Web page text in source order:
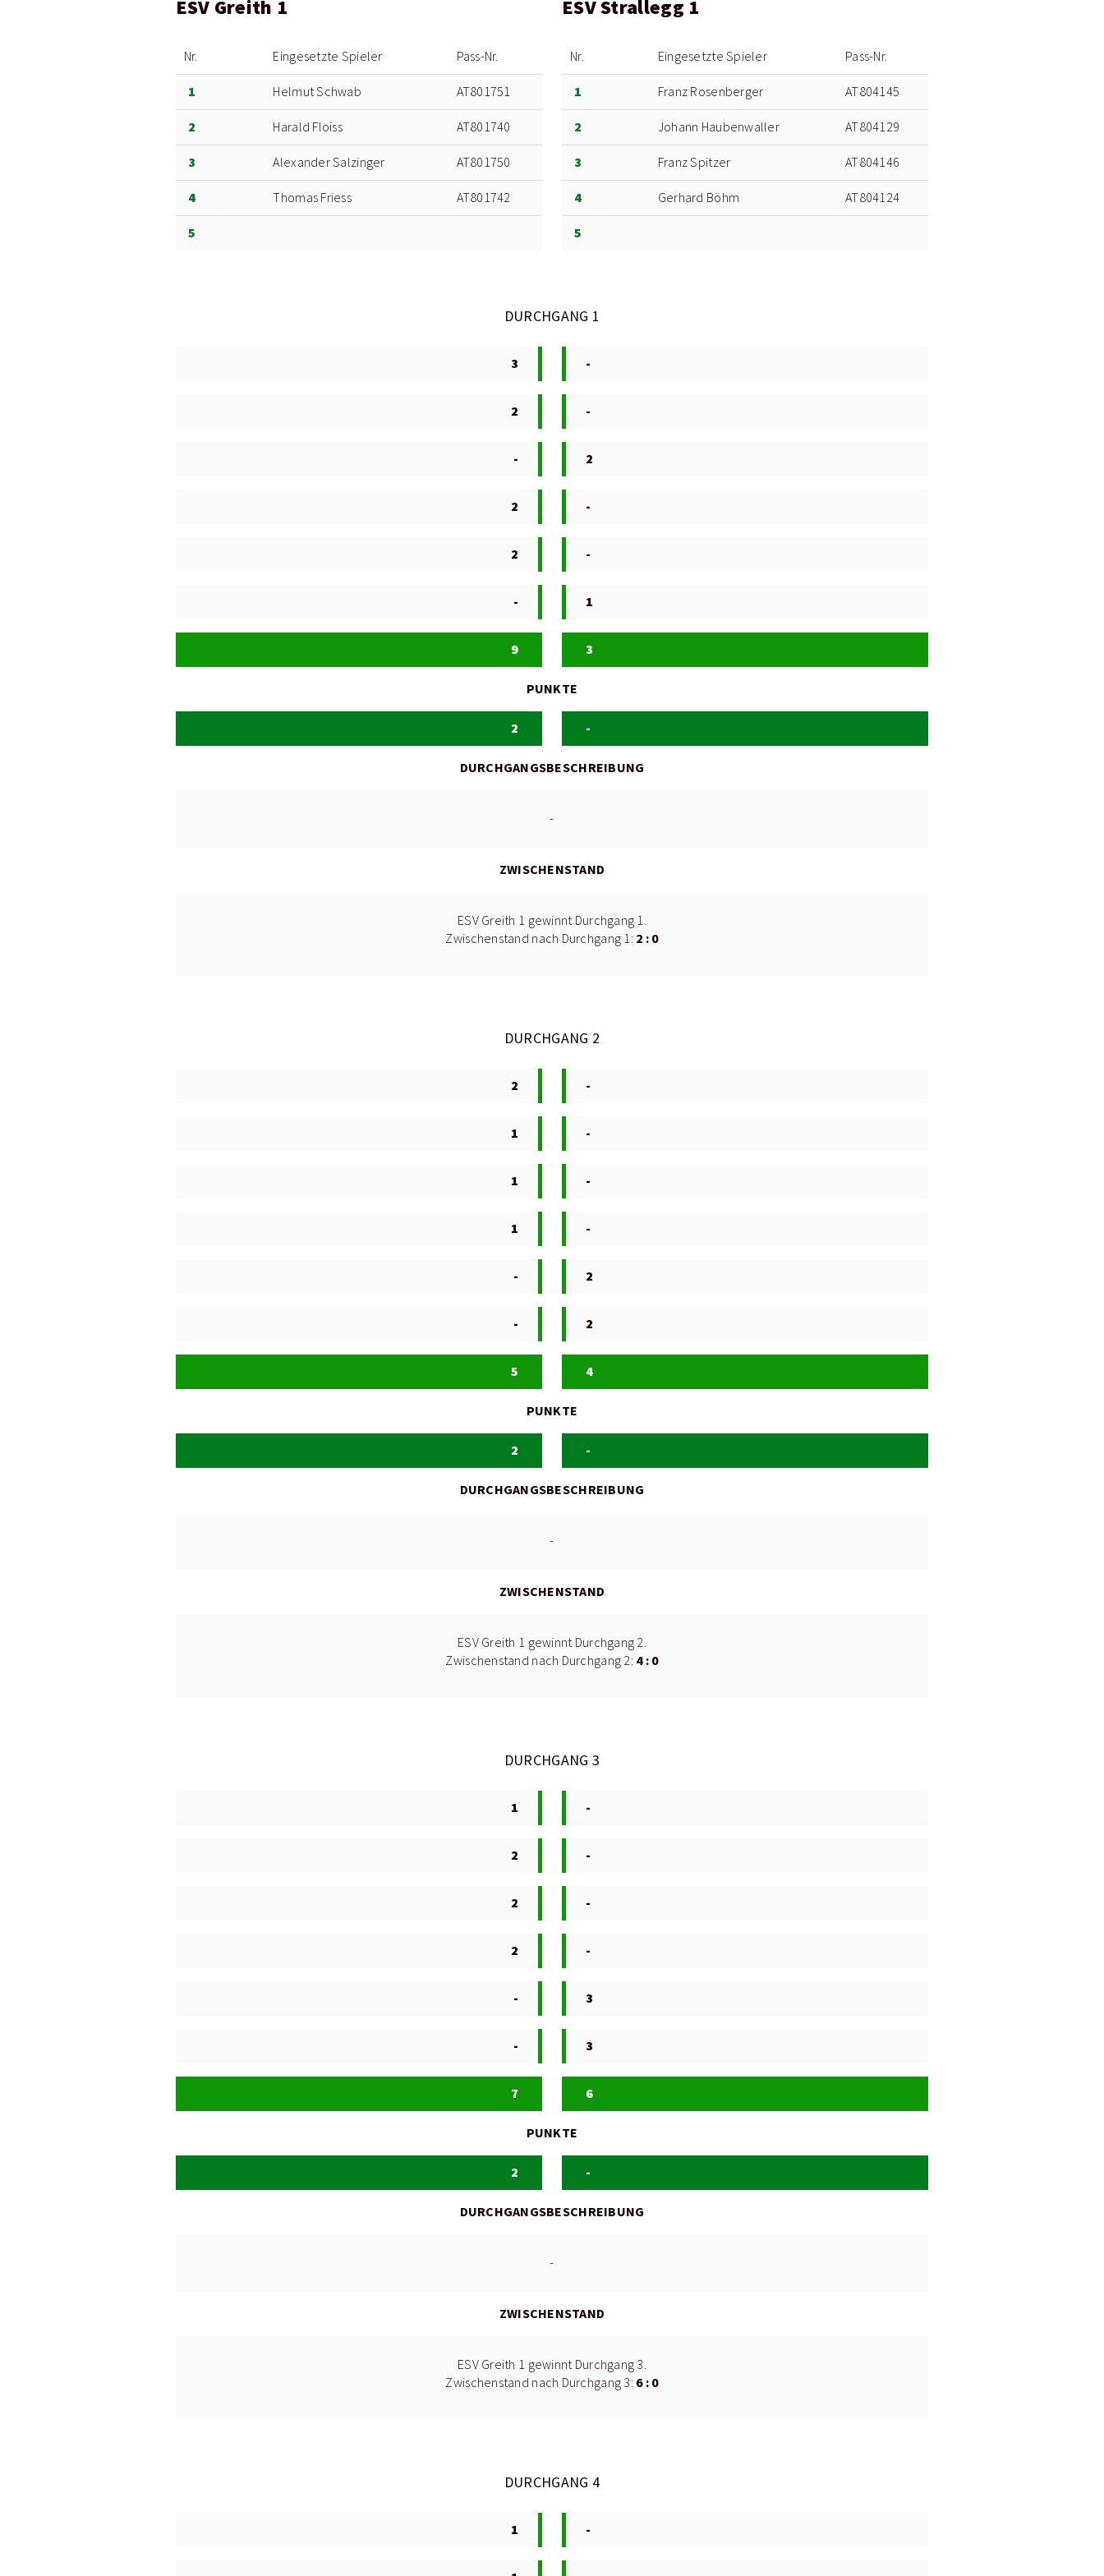
ESV Greith 1
Nr. Eingesetzte Spieler Pass-Nr.
1 Helmut Schwab AT801751
2 Harald Floiss AT801740
3 Alexander Salzinger AT801750
4 Thomas Friess AT801742
5
ESV Strallegg 1
Nr. Eingesetzte Spieler Pass-Nr.
1 Franz Rosenberger AT804145
2 Johann Haubenwaller AT804129
3 Franz Spitzer AT804146
4 Gerhard Böhm AT804124
5
DURCHGANG 1
3 -
2 -
- 2
2 -
2 -
- 1
9 3
PUNKTE
2 -
DURCHGANGSBESCHREIBUNG
-
ZWISCHENSTAND
ESV Greith 1 gewinnt Durchgang 1.
Zwischenstand nach Durchgang 1: 2 : 0
DURCHGANG 2
2 -
1 -
1 -
1 -
- 2
- 2
5 4
PUNKTE
2 -
DURCHGANGSBESCHREIBUNG
-
ZWISCHENSTAND
ESV Greith 1 gewinnt Durchgang 2.
Zwischenstand nach Durchgang 2: 4 : 0
DURCHGANG 3
1 -
2 -
2 -
2 -
- 3
- 3
7 6
PUNKTE
2 -
DURCHGANGSBESCHREIBUNG
-
ZWISCHENSTAND
ESV Greith 1 gewinnt Durchgang 3.
Zwischenstand nach Durchgang 3: 6 : 0
DURCHGANG 4
1 -